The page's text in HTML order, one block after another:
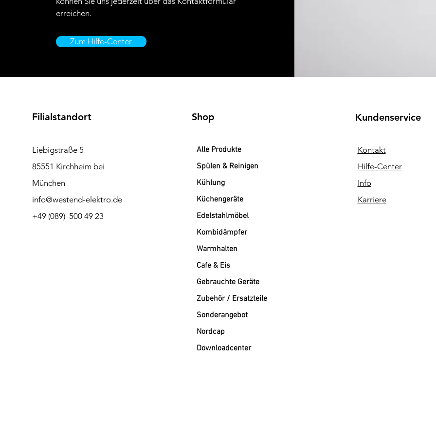
erreichen.
Zum Hilfe-Center
Filialstandort
Liebigstraße 5
85551 Kirchheim bei
München
info@westend-elektro.de
+49 (089) 500 49 23
Shop
Alle Produkte
Spülen & Reinigen
Kühlung
Küchengeräte
Edelstahlmöbel
Kombidämpfer
Warmhalten
Cafe & Eis
Gebrauchte Geräte
Zubehör / Ersatzteile
Sonderangebot
Nordcap
Downloadcenter
Kundenservice
Kontakt
Hilfe-Center
Info
Karriere